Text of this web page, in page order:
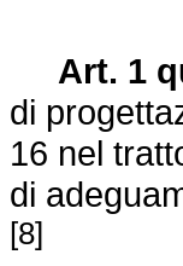
Art. 1
di
16 nel
di
[8]